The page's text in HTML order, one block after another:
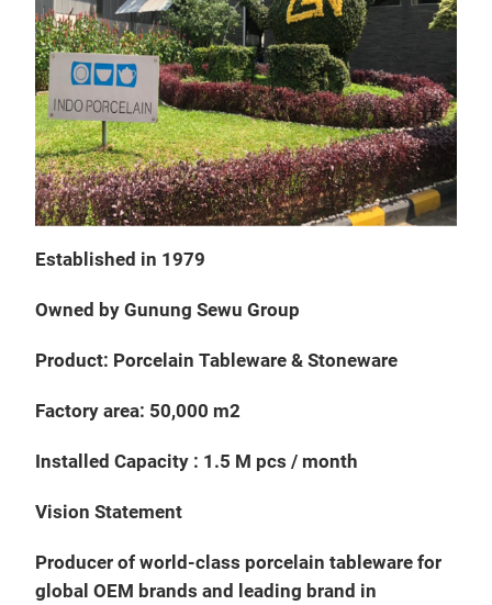
Established in 1979
Owned by Gunung Sewu Group
Product: Porcelain Tableware & Stoneware
Factory area: 50,000 m2
Installed Capacity : 1.5 M pcs / month
Vision Statement
Producer of world-class porcelain tableware for
global OEM brands and leading brand in